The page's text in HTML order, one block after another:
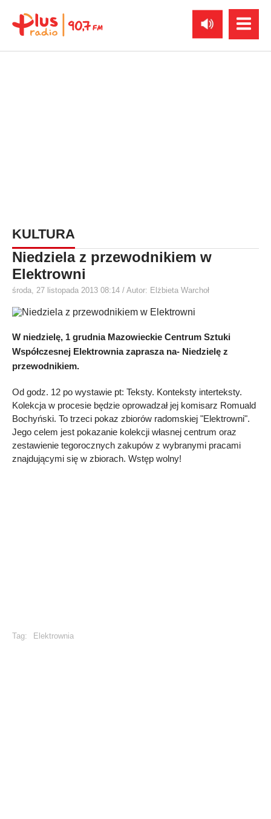
KULTURA
Niedziela z przewodnikiem w
Elektrowni
środa, 27 listopada 2013 08:14 / Autor: Elżbieta Warchoł
W niedzielę, 1 grudnia Mazowieckie Centrum Sztuki
Współczesnej Elektrownia zaprasza na- Niedzielę z
przewodnikiem.
Od godz. 12 po wystawie pt: Teksty. Konteksty interteksty.
Kolekcja w procesie będzie oprowadzał jej komisarz Romuald
Bochyński. To trzeci pokaz zbiorów radomskiej "Elektrowni".
Jego celem jest pokazanie kolekcji własnej centrum oraz
zestawienie tegorocznych zakupów z wybranymi pracami
znajdującymi się w zbiorach. Wstęp wolny!
Tag: Elektrownia